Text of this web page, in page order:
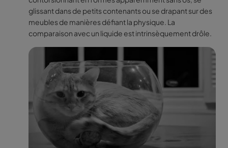
glissant dans de petits contenants ou se drapant sur des
meubles de manières défiant la physique. La
comparaison avec un liquide est intrinsèquement drôle.